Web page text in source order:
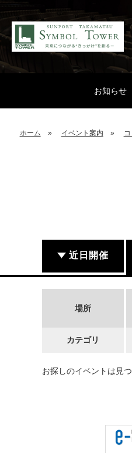
お知らせ
ホーム イベント案内
近日開催
場所
カテゴリ
お探しのイベントは見